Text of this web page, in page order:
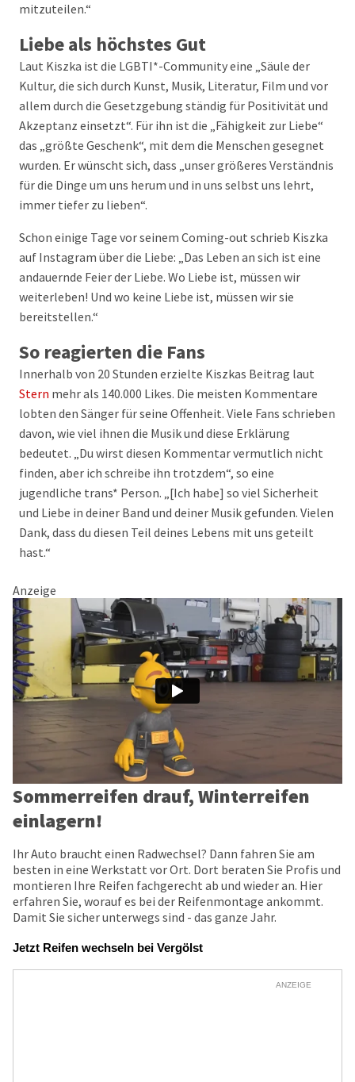
mitzuteilen.“
Liebe als höchstes Gut
Laut Kiszka ist die LGBTI*-Community eine „Säule der
Kultur, die sich durch Kunst, Musik, Literatur, Film und vor
allem durch die Gesetzgebung ständig für Positivität und
Akzeptanz einsetzt“. Für ihn ist die „Fähigkeit zur Liebe“
das „größte Geschenk“, mit dem die Menschen gesegnet
wurden. Er wünscht sich, dass „unser größeres Verständnis
für die Dinge um uns herum und in uns selbst uns lehrt,
immer tiefer zu lieben“.
Schon einige Tage vor seinem Coming-out schrieb Kiszka
auf Instagram über die Liebe: „Das Leben an sich ist eine
andauernde Feier der Liebe. Wo Liebe ist, müssen wir
weiterleben! Und wo keine Liebe ist, müssen wir sie
bereitstellen.“
So reagierten die Fans
Innerhalb von 20 Stunden erzielte Kiszkas Beitrag laut
Stern mehr als 140.000 Likes. Die meisten Kommentare
lobten den Sänger für seine Offenheit. Viele Fans schrieben
davon, wie viel ihnen die Musik und diese Erklärung
bedeutet. „Du wirst diesen Kommentar vermutlich nicht
finden, aber ich schreibe ihn trotzdem“, so eine
jugendliche trans* Person. „[Ich habe] so viel Sicherheit
und Liebe in deiner Band und deiner Musik gefunden. Vielen
Dank, dass du diesen Teil deines Lebens mit uns geteilt
hast.“
Anzeige
Sommerreifen drauf, Winterreifen
einlagern!
Ihr Auto braucht einen Radwechsel? Dann fahren Sie am
besten in eine Werkstatt vor Ort. Dort beraten Sie Profis und
montieren Ihre Reifen fachgerecht ab und wieder an. Hier
erfahren Sie, worauf es bei der Reifenmontage ankommt.
Damit Sie sicher unterwegs sind - das ganze Jahr.
Jetzt Reifen wechseln bei Vergölst
ANZEIGE